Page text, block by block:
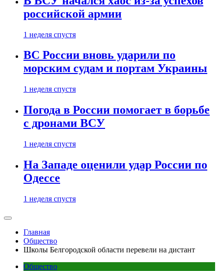
российской армии
1 неделя спустя
ВС России вновь ударили по
морским судам и портам Украины
1 неделя спустя
Погода в России помогает в борьбе
с дронами ВСУ
1 неделя спустя
На Западе оценили удар России по
Одессе
1 неделя спустя
Главная
Общество
Школы Белгородской области перевели на дистант
Общество